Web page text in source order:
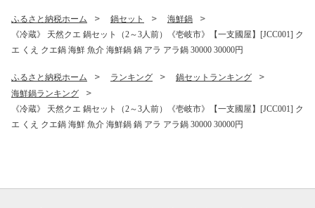
ふるさと納税ホーム 鍋セット
海鮮鍋
《冷蔵》 天然クエ 鍋セット（2～3人前）《壱岐市》【一支國屋】[JCC001] ク
エ くえ クエ鍋 海鮮 魚介 海鮮鍋 鍋 アラ アラ鍋 30000 30000円
ふるさと納税ホーム ランキング
鍋セットランキング
海鮮鍋ランキング
《冷蔵》 天然クエ 鍋セット（2～3人前）《壱岐市》【一支國屋】[JCC001] ク
エ くえ クエ鍋 海鮮 魚介 海鮮鍋 鍋 アラ アラ鍋 30000 30000円